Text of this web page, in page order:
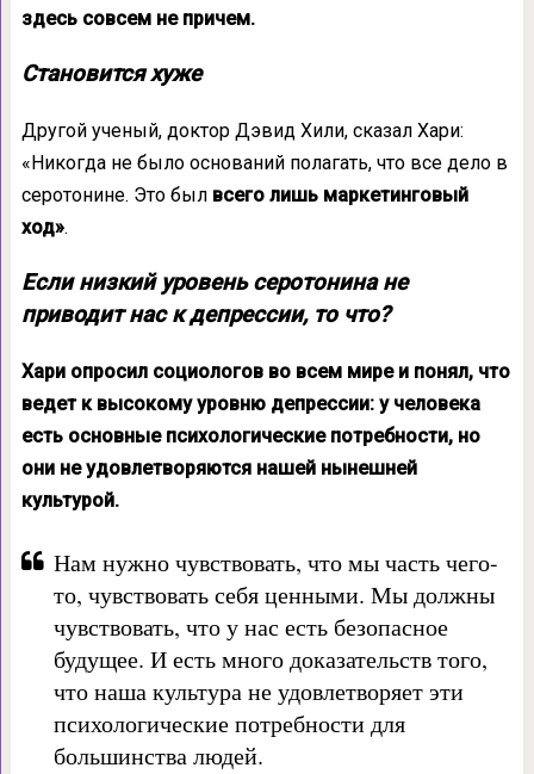
здесь совсем не причем.
Становится хуже
Другой ученый, доктор Дэвид Хили, сказал Хари:
«Никогда не было оснований полагать, что все дело в
серотонине. Это был всего лишь маркетинговый
ход».
Если низкий уровень серотонина не
приводит нас к депрессии, то что?
Хари опросил социологов во всем мире и понял, что
ведет к высокому уровню депрессии: у человека
есть основные психологические потребности, но
они не удовлетворяются нашей нынешней
культурой.
Нам нужно чувствовать, что мы часть чего-
то, чувствовать себя ценными. Мы должны
чувствовать, что у нас есть безопасное
будущее. И есть много доказательств того,
что наша культура не удовлетворяет эти
психологические потребности для
большинства людей.